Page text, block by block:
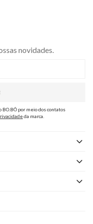
novidades.
por meio dos contatos
da marca.